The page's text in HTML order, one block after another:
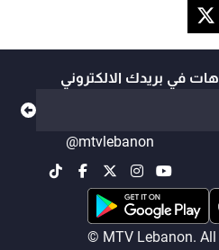
في بريدك الالكتروني
@mtvlebanon
© MTV Lebanon. All